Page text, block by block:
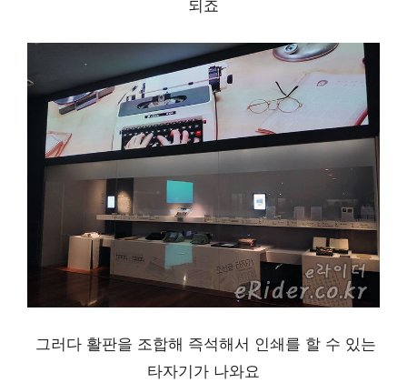
되죠
그러다 활판을 조합해 즉석해서 인쇄를 할 수 있는
타자기가 나와요